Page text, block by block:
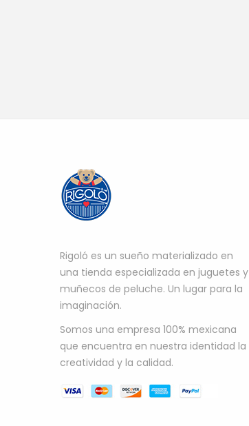
Rigoló es un sueño materializado en
una tienda especializada en juguetes y
muñecos de peluche. Un lugar para la
imaginación.
Somos una empresa 100% mexicana
que encuentra en nuestra identidad la
creatividad y la calidad.